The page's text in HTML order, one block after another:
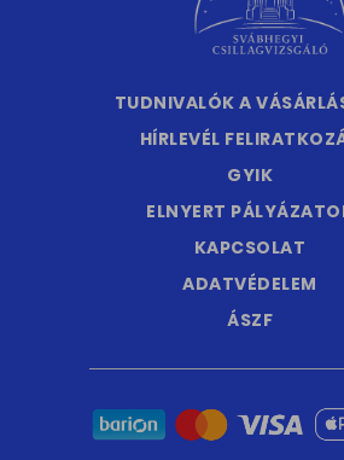
TUDNIVALÓK A
HÍRLEVÉL
GYIK
ELNYERT
KAPCSOLAT
ADATVÉDELEM
ÁSZF